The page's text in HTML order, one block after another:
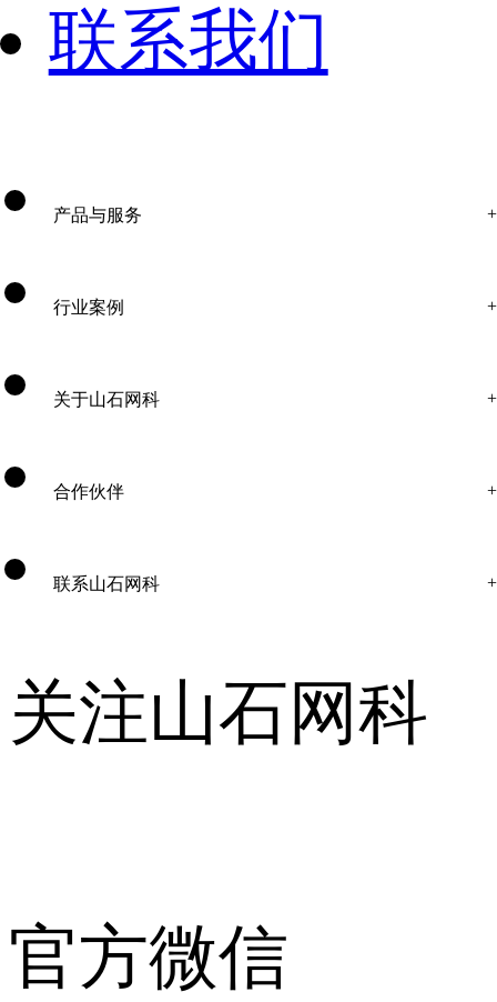
联系我们
产品与服务
行业案例
关于山石网科
合作伙伴
联系山石网科
关注山石网科
官方微信